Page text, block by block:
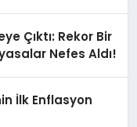
Çıktı: Rekor Bir
Nefes Aldı!
İlk Enflasyon